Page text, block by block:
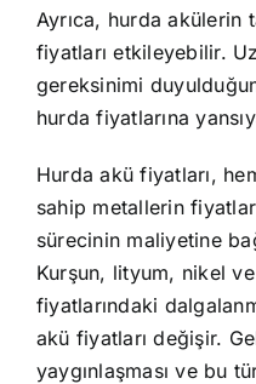
Ayrıca, hurda akülerin
fiyatları etkileyebilir.
gereksinimi
hurda fiyatlarına
Hurda akü fiyatları,
sahip metallerin
sürecinin maliyetine
Kurşun, lityum, nikel
fiyatlarındaki
akü fiyatları değişir.
yaygınlaşması ve bu